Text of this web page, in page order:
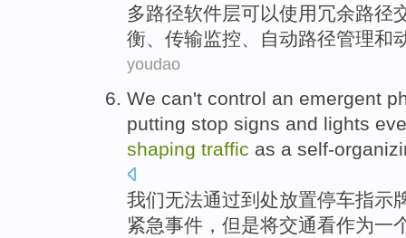
多路径软件层可以使用 冗余路径
衡、 传输监控、 自动路径管理和
youdao
We can't control an emergent
putting stop signs and lights
shaping traffic as a self-
我们无法通过到处放置停车指示
紧急事件， 但是将交通看作为一